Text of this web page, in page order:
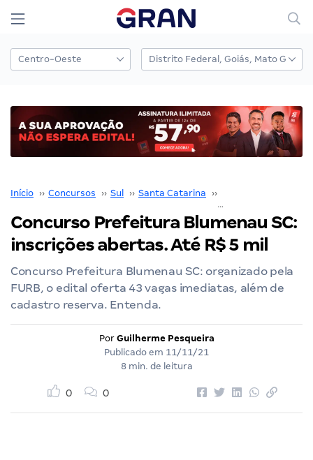
Início ›› Concursos ›› Sul ›› Santa Catarina ››
Concurso Prefeitura Blumenau SC:
inscrições abertas. Até R$ 5 mil
Concurso Prefeitura Blumenau SC: organizado pela
FURB, o edital oferta 43 vagas imediatas, além de
cadastro reserva. Entenda.
Por Guilherme Pesqueira
Publicado em 11/11/21
8 min. de leitura
0 0